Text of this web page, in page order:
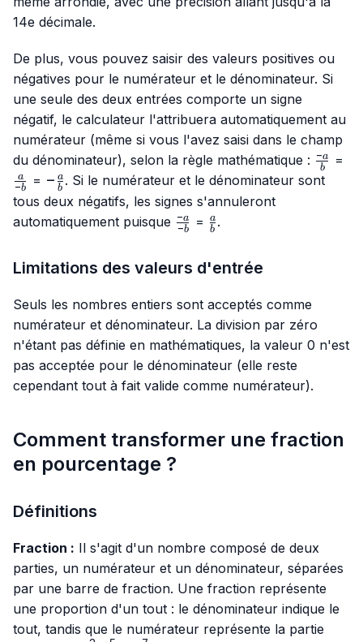
14e décimale.
De plus, vous pouvez saisir des valeurs positives ou
négatives pour le numérateur et le dénominateur. Si
une seule des deux entrées comporte un signe
négatif, le calculateur l'attribuera automatiquement au
numérateur (même si vous l'avez saisi dans le champ
du dénominateur), selon la règle mathématique : \frac{-
a}{b}
b
−a =
−b
a = -
\frac{a}
{b}
− b
a . Si le numérateur et le dénominateur sont
tous deux négatifs, les signes s'annuleront
automatiquement puisque \frac{-
a}{-b}
−b
−a = \frac{a}
{b}
b
a .
Limitations des valeurs d'entrée
Seuls les nombres entiers sont acceptés comme
numérateur et dénominateur. La division par zéro
n'étant pas définie en mathématiques, la valeur 0 n'est
pas acceptée pour le dénominateur (elle reste
cependant tout à fait valide comme numérateur).
Comment transformer une fraction
en pourcentage ?
Définitions
Fraction : Il s'agit d'un nombre composé de deux
parties, un numérateur et un dénominateur, séparées
par une barre de fraction. Une fraction représente
une proportion d'un tout : le dénominateur indique le
tout, tandis que le numérateur représente la partie